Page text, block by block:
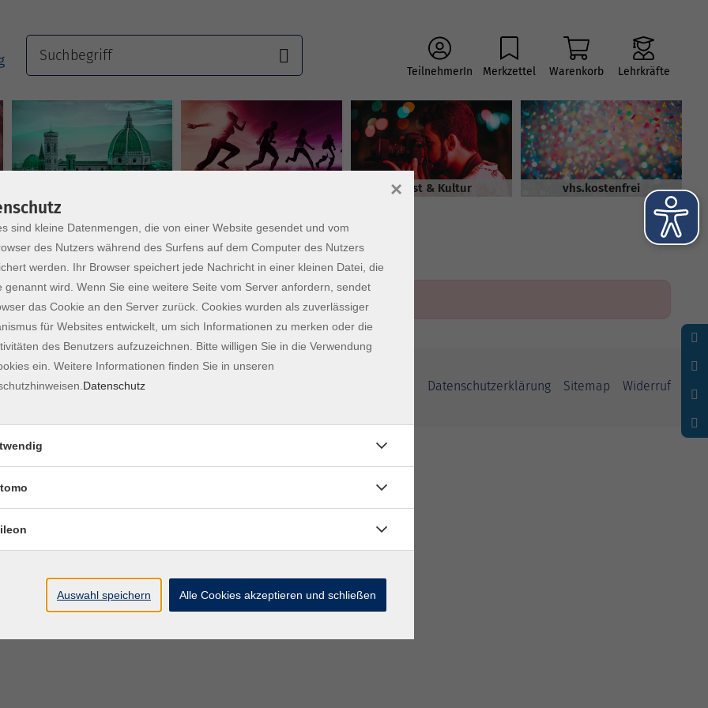
TeilnehmerIn Merkzettel Warenkorb Lehrkräfte
Kunst & Kultur vhs.kostenfrei
Datenschutzerklärung Sitemap Widerruf
sind kleine Datenmengen, die von einer Website gesendet und vom
des Nutzers während des Surfens auf dem Computer des Nutzers
werden. Ihr Browser speichert jede Nachricht in einer kleinen Datei, die
genannt wird. Wenn Sie eine weitere Seite vom Server anfordern, sendet
das Cookie an den Server zurück. Cookies wurden als zuverlässiger
für Websites entwickelt, um sich Informationen zu merken oder die
des Benutzers aufzuzeichnen. Bitte willigen Sie in die Verwendung
ein. Weitere Informationen finden Sie in unseren
Datenschutz
×
Auswahl speichern Alle Cookies akzeptieren und schließen